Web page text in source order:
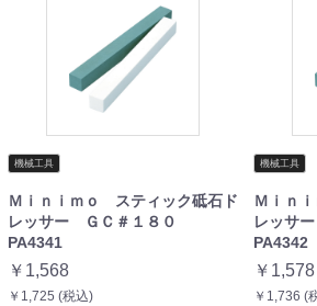
機械工具
Ｍｉｎｉｍｏ スティック砥石ド
レッサー ＧＣ＃１８０
PA4341
￥1,568
￥1,725 (税込)
機械工具
Ｍｉｎ
レッサ
PA4342
￥1,578
￥1,736 (